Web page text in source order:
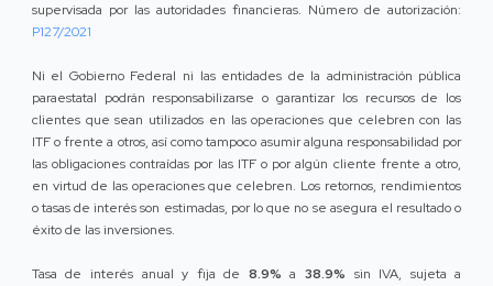
supervisada por las autoridades financieras. Número de autorización:
P127/2021
Ni el Gobierno Federal ni las entidades de la administración pública
paraestatal podrán responsabilizarse o garantizar los recursos de los
clientes que sean utilizados en las operaciones que celebren con las
ITF o frente a otros, así como tampoco asumir alguna responsabilidad por
las obligaciones contraídas por las ITF o por algún cliente frente a otro,
en virtud de las operaciones que celebren. Los retornos, rendimientos
o tasas de interés son estimadas, por lo que no se asegura el resultado o
éxito de las inversiones.
Tasa de interés anual y fija de 8.9% a 38.9% sin IVA, sujeta a